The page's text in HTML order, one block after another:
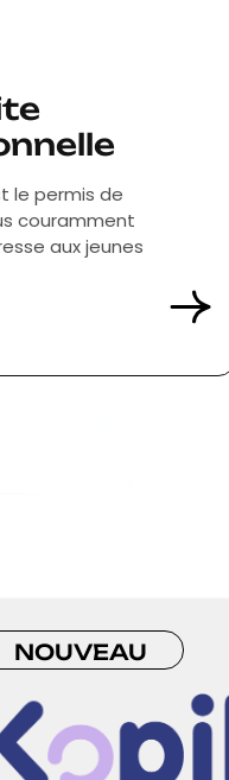
le permis de
couramment
aux jeunes
NOUVEAU